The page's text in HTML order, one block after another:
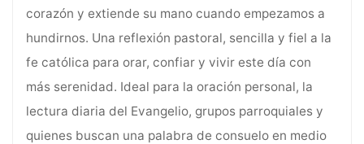
corazón y extiende su mano cuando empezamos a
hundirnos. Una reflexión pastoral, sencilla y fiel a la
fe católica para orar, confiar y vivir este día con
más serenidad. Ideal para la oración personal, la
lectura diaria del Evangelio, grupos parroquiales y
quienes buscan una palabra de consuelo en medio